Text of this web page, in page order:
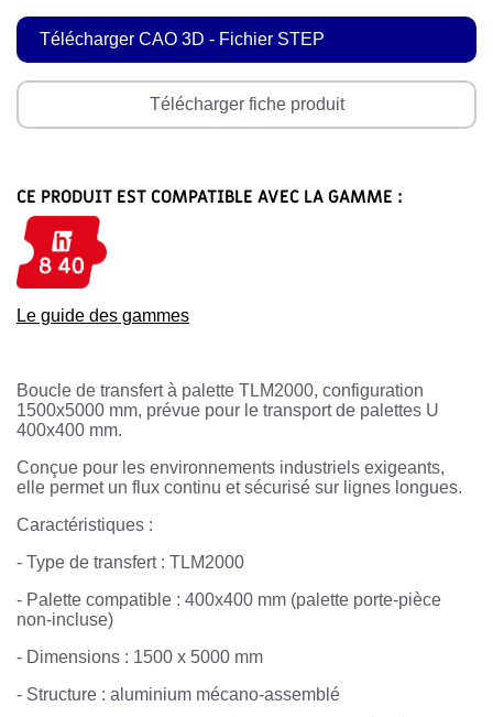
Télécharger CAO 3D - Fichier STEP
Télécharger fiche produit
CE PRODUIT EST COMPATIBLE AVEC LA GAMME :
Le guide des gammes
Boucle de transfert à palette TLM2000, configuration
1500x5000 mm, prévue pour le transport de palettes U
400x400 mm.
Conçue pour les environnements industriels exigeants,
elle permet un flux continu et sécurisé sur lignes longues.
Caractéristiques :
- Type de transfert : TLM2000
- Palette compatible : 400x400 mm (palette porte-pièce
non-incluse)
- Dimensions : 1500 x 5000 mm
- Structure : aluminium mécano-assemblé